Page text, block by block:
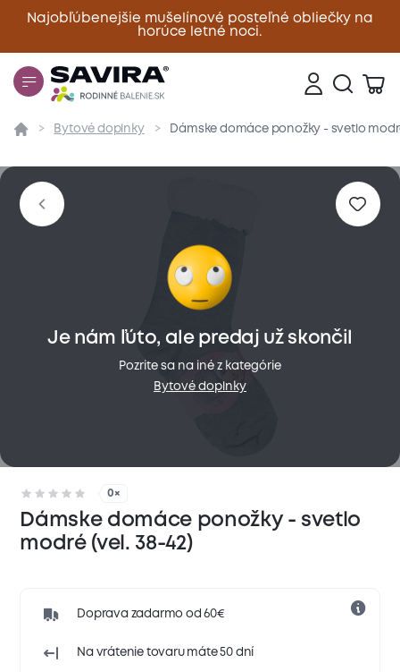
Najobľúbenejšie mušelínové posteľné obliečky na
horúce letné noci.
Zavrieť
Prehľad Parametre Popis produktu
Bytové doplnky Dámske domáce ponožky - svetlo
0×
Dámske domáce ponožky - svetlo
modré (vel. 38-42)
Doprava zadarmo od 60€
Na vrátenie tovaru máte 50 dní
Je nám ľúto, ale predaj už skončil
Pozrite sa na iné z kategórie
Bytové doplnky